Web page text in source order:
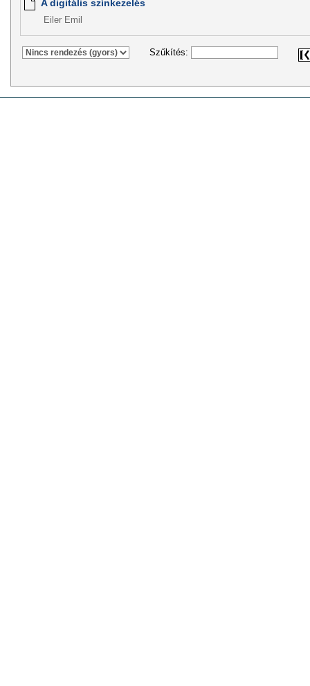
A digitális színkezelés
Eiler Emil
Szűkítés: